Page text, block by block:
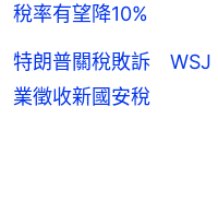
稅率有望降10%
特朗普關稅敗訴 WSJ
業徵收新國安稅